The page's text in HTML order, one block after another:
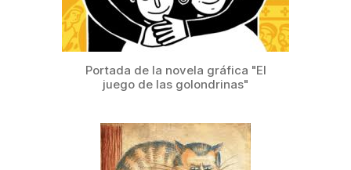
Portada de la novela gráfica "El
juego de las golondrinas"